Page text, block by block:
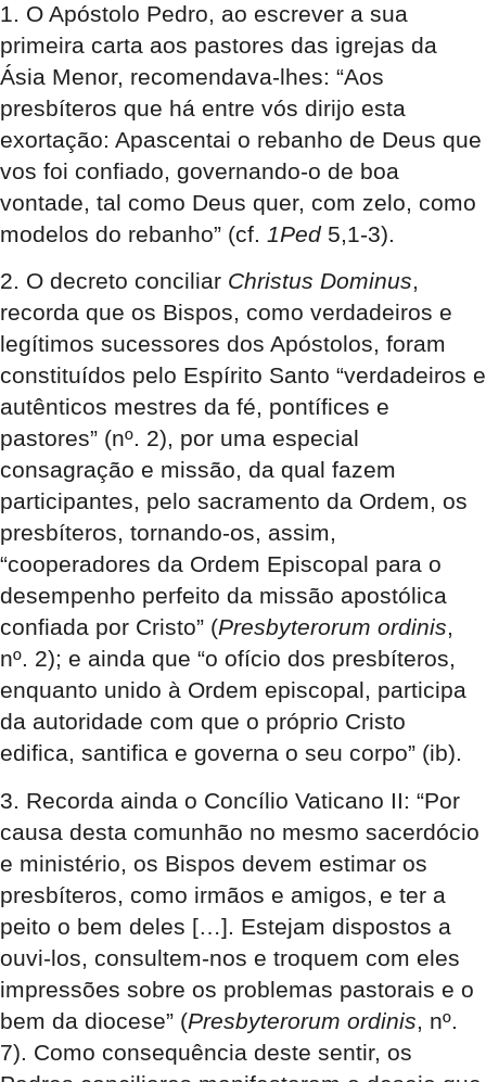
1. O Apóstolo Pedro, ao escrever a sua
primeira carta aos pastores das igrejas da
Ásia Menor, recomendava-lhes: “Aos
presbíteros que há entre vós dirijo esta
exortação: Apascentai o rebanho de Deus que
vos foi confiado, governando-o de boa
vontade, tal como Deus quer, com zelo, como
modelos do rebanho” (cf. 1Ped5,1-3).
2. O decreto conciliar Christus Dominus,
recorda que os Bispos, como verdadeiros e
legítimos sucessores dos Apóstolos, foram
constituídos pelo Espírito Santo “verdadeiros e
autênticos mestres da fé, pontífices e
pastores” (nº. 2), por uma especial
consagração e missão, da qual fazem
participantes, pelo sacramento da Ordem, os
presbíteros, tornando-os, assim,
“cooperadores da Ordem Episcopal para o
desempenho perfeito da missão apostólica
confiada por Cristo” (Presbyterorum ordinis,
nº. 2); e ainda que “o ofício dos presbíteros,
enquanto unido à Ordem episcopal, participa
da autoridade com que o próprio Cristo
edifica, santifica e governa o seu corpo” (ib).
3. Recorda ainda o Concílio Vaticano II: “Por
causa desta comunhão no mesmo sacerdócio
e ministério, os Bispos devem estimar os
presbíteros, como irmãos e amigos, e ter a
peito o bem deles […]. Estejam dispostos a
ouvi-los, consultem-nos e troquem com eles
impressões sobre os problemas pastorais e o
bem da diocese” (Presbyterorum ordinis, nº.
7). Como consequência deste sentir, os